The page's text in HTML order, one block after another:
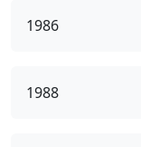
1986
1988